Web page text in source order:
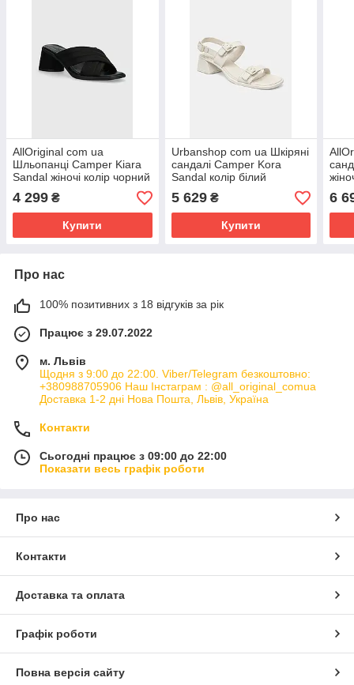
AllOriginal com ua
Шльопанці Camper Kiara
Sandal жіночі колір чорний
каблук блок K201540.004
РОЗМІРИ ЗАПИТУЙТЕ
4 299 ₴
Купити
Urbanshop com ua Шкіряні
сандалі Camper Kora
Sandal колір білий
K201739-002 РОЗМІРИ
ЗАПИТУЙТЕ
5 629₴
Купити
6
Про нас
100% позитивних з 18 відгуків за рік
Працює з 29.07.2022
м. Львів
Щодня з 9:00 до 22:00. Viber/Telegram безкоштовно:
+380988705906 Наш Інстаграм : @all_original_comua
Доставка 1-2 дні Нова Пошта, Львів, Україна
Контакти
Сьогодні працює з 09:00 до 22:00
Показати весь графік роботи
Про нас
Контакти
Доставка та оплата
Графік роботи
Повна версія сайту